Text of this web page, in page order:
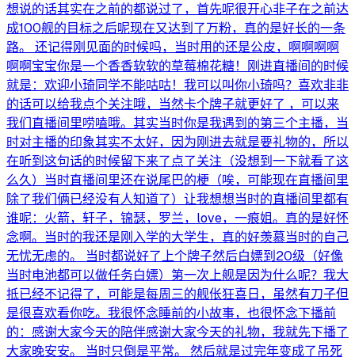
想说的话其实在之前的都说过了，首先呢很开心非子在之前达
成100舰的目标之后呢现在又达到了万粉，真的是好长的一条
路。 还记得刚见面的时候吗，当时用的还是公皮，啊啊啊啊
啊啊宝宝你是一个香香软软的草莓棉花糖！刚进直播间的时候
就是：欢迎小琦同学不能咕咕！我可以叫你小琦吗？喜欢非非
的话可以给我点个关注哦，当然卡个牌子就更好了 ，可以来
我们直播间里唠嗑哦。其实当时你是我遇到的第三个主播，当
时对主播的印象其实不太好，因为刚进去就是要礼物的，所以
在听到这句话的时候留下来了点了关注（没想到一下就看了这
么久）当时直播间里还在说尾巴的梗（唉，可能现在直播间里
除了我们俩已经没有人知道了）让我想想当时的直播间里都有
谁呢：火箭，轩子，锦瑟，罗兰，love，一痕姐。真的是好怀
念啊。当时的我还是刚入学的大学生，真的好羡慕当时的自己
无忧无虑的。 当时都说好了上个牌子然后白嫖到20级（好像
当时电池都可以做任务白嫖）第一次上舰是因为什么呢？我大
抵已经不记得了，可能是每周三的舰伥狂喜日，虽然有刀子但
是很喜欢看你吃。我很怀念睡前的小故事，也很怀念下播前
的：感谢大家今天的陪伴感谢大家今天的礼物，我就先下播了
大家晚安安。 当时只倒是平常。 然后就是过完年变成了吊死